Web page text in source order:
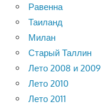
Равенна
Таиланд
Милан
Старый Таллин
Лето 2008 и 2009
Лето 2010
Лето 2011